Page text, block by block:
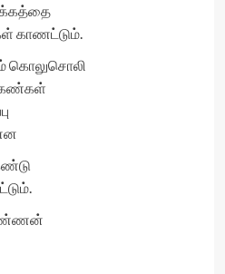
காணட்டும்.
கொலுசொலி
கண்கள்
கண்ணன்